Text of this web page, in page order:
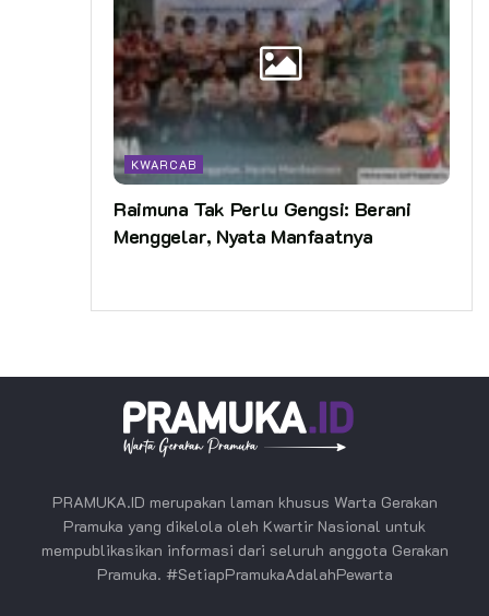
KWARCAB
Raimuna Tak Perlu Gengsi: Berani
Menggelar, Nyata Manfaatnya
PRAMUKA.ID merupakan laman khusus Warta Gerakan
Pramuka yang dikelola oleh Kwartir Nasional untuk
mempublikasikan informasi dari seluruh anggota Gerakan
Pramuka. #SetiapPramukaAdalahPewarta